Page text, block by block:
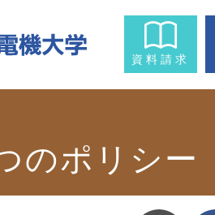
資料請求
のポリシー